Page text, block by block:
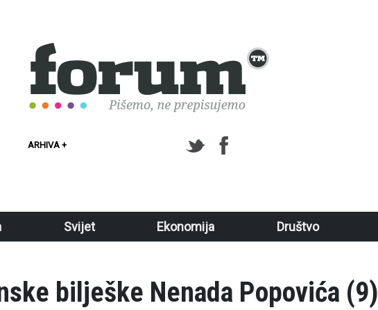
ARHIVA +
Svijet Ekonomija Društvo
bilješke Nenada Popovića (9)